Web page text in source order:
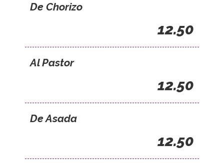
De Chorizo
12.50
Al Pastor
12.50
De Asada
12.50